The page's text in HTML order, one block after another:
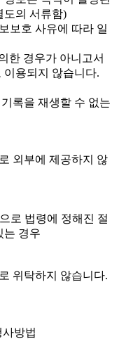
도의 서류함)
보호 사유에 따라 일
한 경우가 아니고서
이용되지 않습니다.
록을 재생할 수 없는
외부에 제공하지 않
로 법령에 정해진 절
는 경우
위탁하지 않습니다.
방법